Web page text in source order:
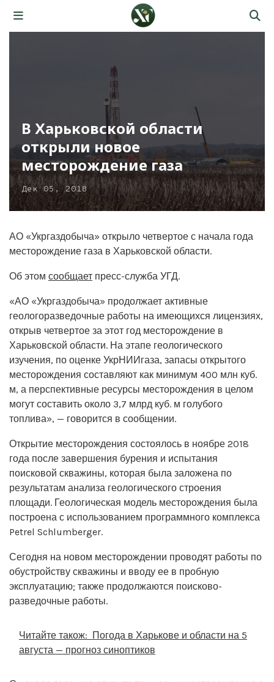
В Харьковской области
открыли новое
месторождение газа
Дек 05, 2018
АО «Укргаздобыча» открыло четвертое с начала года
месторождение газа в Харьковской области.
Об этом сообщает пресс-служба УГД.
«АО «Укргаздобыча» продолжает активные
геологоразведочные работы на имеющихся лицензиях,
открыв четвертое за этот год месторождение в
Харьковской области. На этапе геологического
изучения, по оценке УкрНИИгаза, запасы открытого
месторождения составляют как минимум 400 млн куб.
м, а перспективные ресурсы месторождения в целом
могут составить около 3,7 млрд куб. м голубого
топлива», — говорится в сообщении.
Открытие месторождения состоялось в ноябре 2018
года после завершения бурения и испытания
поисковой скважины, которая была заложена по
результатам анализа геологического строения
площади. Геологическая модель месторождения была
построена с использованием программного комплекса
Petrel Schlumberger.
Сегодня на новом месторождении проводят работы по
обустройству скважины и вводу ее в пробную
эксплуатацию; также продолжаются поисково-
разведочные работы.
Читайте також: Погода в Харькове и области на 5
августа — прогноз синоптиков